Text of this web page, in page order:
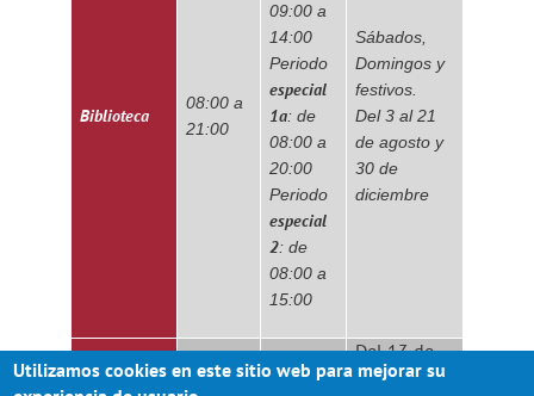
Biblioteca
08:00 a
21:00
09:00 a
14:00
Periodo
especial
1a: de
08:00 a
20:00
Periodo
especial
2: de
08:00 a
15:00
Sábados,
Domingos y
festivos.
Del 3 al 21
de agosto y
30 de
diciembre
Del 13 de
julio al 21
Utilizamos cookies en este sitio web para mejorar su